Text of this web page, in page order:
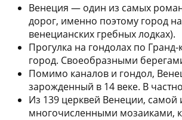
Венеция — один из самых
дорог, именно поэтому город
венецианских гребных лодках).
Прогулка на гондолах по
город. Своеобразными
Помимо каналов и гондол,
зарожденный в 14 веке. В
Из 139 церквей Венеции, самой
многочисленными мозаиками,